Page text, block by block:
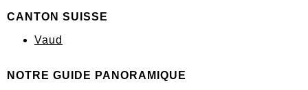
CANTON SUISSE
Vaud
NOTRE GUIDE PANORAMIQUE